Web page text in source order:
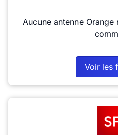
Aucune antenne
Voir les